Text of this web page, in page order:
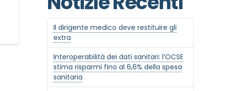
Il dirigente medico deve restituire gli
extra
Interoperabilità dei dati sanitari: l’OCSE
stima risparmi fino al 6,6% della spesa
sanitaria